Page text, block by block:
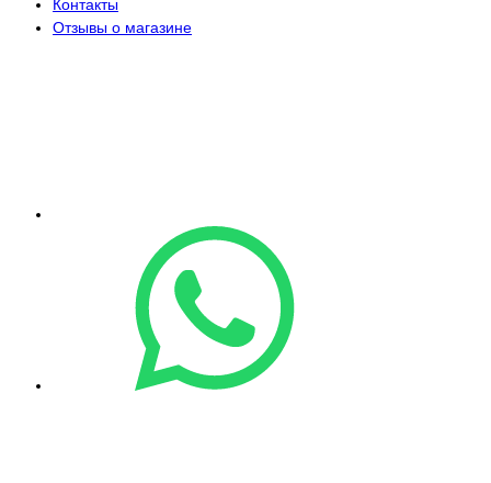
Контакты
Отзывы о магазине